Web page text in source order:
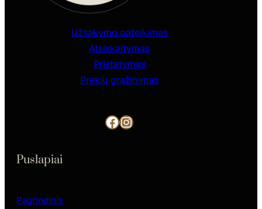
Užsakymo pateikimas
Atsiskaitymas
Pristatymas
Prekių grąžinimas
Facebook Instagram
Puslapiai
Pagrindinis